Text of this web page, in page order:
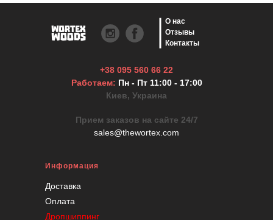
Информация
Доставка
Оплата
Дропшиппинг
+38 095 560 66 22
Работаем: Пн - Пт 11:00 - 17:00
Киев, Украина
Прием заказов на сайте 24/7
sales@thewortex.com
О нас
Отзывы
Контакты